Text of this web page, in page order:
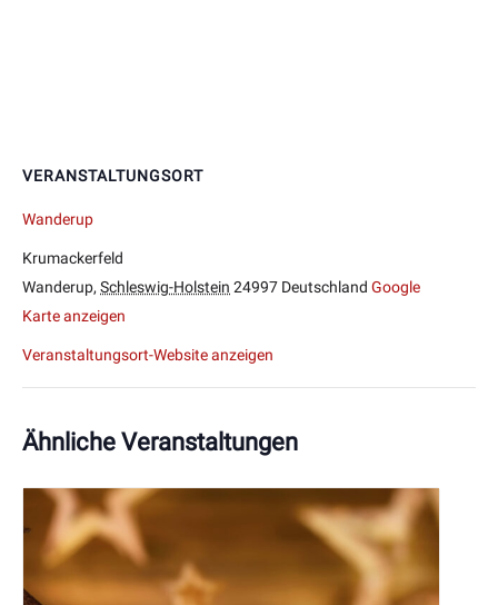
VERANSTALTUNGSORT
Wanderup
Krumackerfeld
Wanderup, Schleswig-Holstein 24997 Deutschland Google
Karte anzeigen
Veranstaltungsort-Website anzeigen
Ähnliche Veranstaltungen